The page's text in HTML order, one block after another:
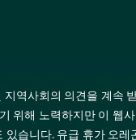
역사회의 의견을 계속
위해 노력하지만 이 웹
습니다. 유급 휴가 오레